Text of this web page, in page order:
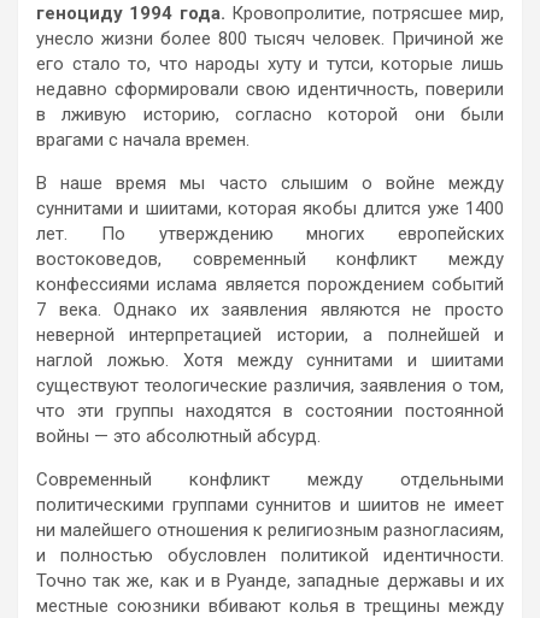
геноциду 1994 года. Кровопролитие, потрясшее мир,
унесло жизни более 800 тысяч человек. Причиной же
его стало то, что народы хуту и тутси, которые лишь
недавно сформировали свою идентичность, поверили
в лживую историю, согласно которой они были
врагами с начала времен.
В наше время мы часто слышим о войне между
суннитами и шиитами, которая якобы длится уже 1400
лет. По утверждению многих европейских
востоковедов, современный конфликт между
конфессиями ислама является порождением событий
7 века. Однако их заявления являются не просто
неверной интерпретацией истории, а полнейшей и
наглой ложью. Хотя между суннитами и шиитами
существуют теологические различия, заявления о том,
что эти группы находятся в состоянии постоянной
войны — это абсолютный абсурд.
Современный конфликт между отдельными
политическими группами суннитов и шиитов не имеет
ни малейшего отношения к религиозным разногласиям,
и полностью обусловлен политикой идентичности.
Точно так же, как и в Руанде, западные державы и их
местные союзники вбивают колья в трещины между